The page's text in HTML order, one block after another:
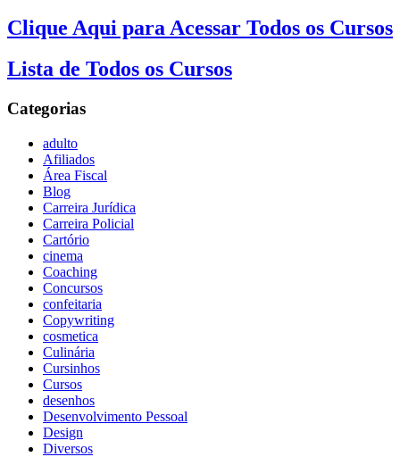
Clique Aqui para Acessar Todos os Cursos
Lista de Todos os Cursos
Categorias
adulto
Afiliados
Área Fiscal
Blog
Carreira Jurídica
Carreira Policial
Cartório
cinema
Coaching
Concursos
confeitaria
Copywriting
cosmetica
Culinária
Cursinhos
Cursos
desenhos
Desenvolvimento Pessoal
Design
Diversos